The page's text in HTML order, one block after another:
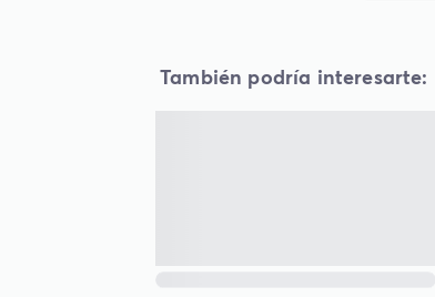
También podría interesarte: